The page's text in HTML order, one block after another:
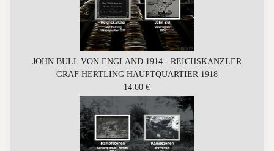
JOHN BULL VON ENGLAND 1914 - REICHSKANZLER
GRAF HERTLING HAUPTQUARTIER 1918
14.00 €